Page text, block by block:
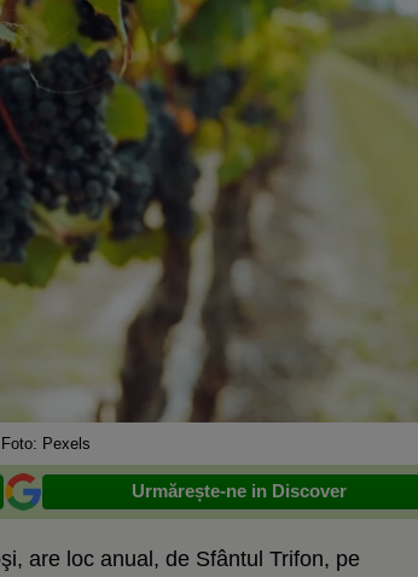
Pexels
Urmărește-ne in Discover
are loc anual, de Sfântul Trifon, pe